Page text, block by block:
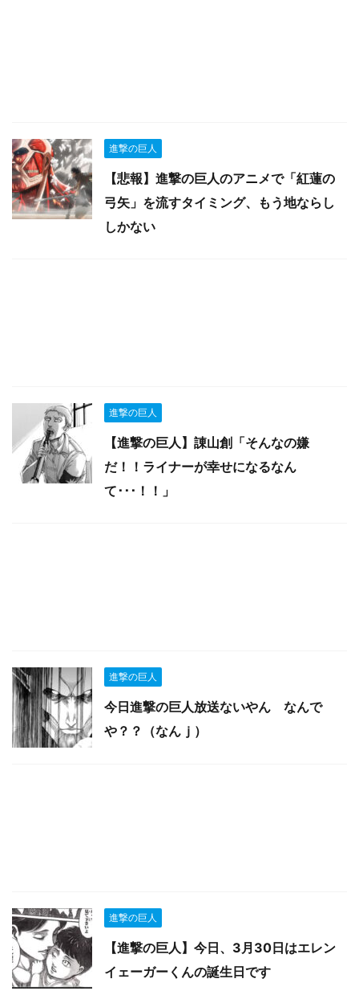
進撃の巨人
【悲報】進撃の巨人のアニメで「紅蓮の
弓矢」を流すタイミング、もう地ならし
しかない
進撃の巨人
【進撃の巨人】諌山創「そんなの嫌
だ！！ライナーが幸せになるなん
て･･･！！」
進撃の巨人
今日進撃の巨人放送ないやん なんで
や？？（なんｊ）
進撃の巨人
【進撃の巨人】今日、3月30日はエレン
イェーガーくんの誕生日です